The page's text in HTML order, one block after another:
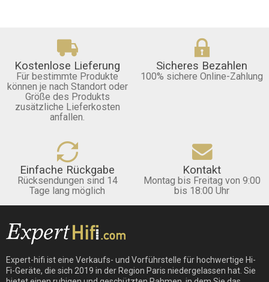
Kostenlose Lieferung
Für bestimmte Produkte
können je nach Standort oder
Größe des Produkts
zusätzliche Lieferkosten
anfallen.
Sicheres Bezahlen
100% sichere Online-Zahlung
Einfache Rückgabe
Rücksendungen sind 14
Tage lang möglich
Kontakt
Montag bis Freitag von 9:00
bis 18:00 Uhr
Expert-hifi ist eine Verkaufs- und Vorführstelle für hochwertige Hi-
Fi-Geräte, die sich 2019 in der Region Paris niedergelassen hat. Sie